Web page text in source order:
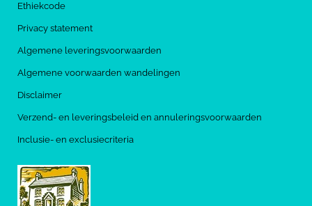
Ethiekcode
Privacy statement
Algemene leveringsvoorwaarden
Algemene voorwaarden wandelingen
Disclaimer
Verzend- en leveringsbeleid en annuleringsvoorwaarden
Inclusie- en exclusiecriteria